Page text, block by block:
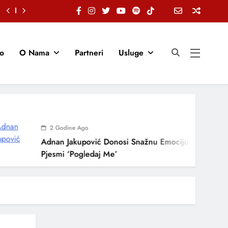
O Nama Partneri Usluge
2 Godine Ago
Adnan Jakupović Donosi Snažnu Emociju U Novoj
Pjesmi ‘Pogledaj Me’